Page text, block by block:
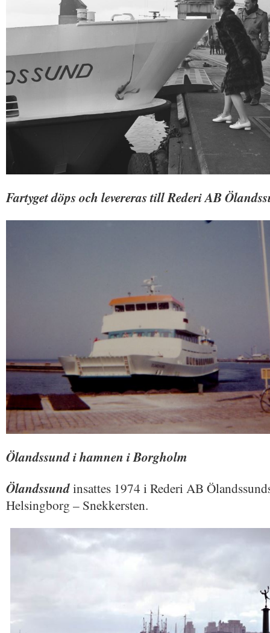
Fartyget döps och levereras tillRederi AB
Ölandssund i hamnen i Borgholm
Ölandssundinsattes 1974 i Rederi AB
Helsingborg – Snekkersten.